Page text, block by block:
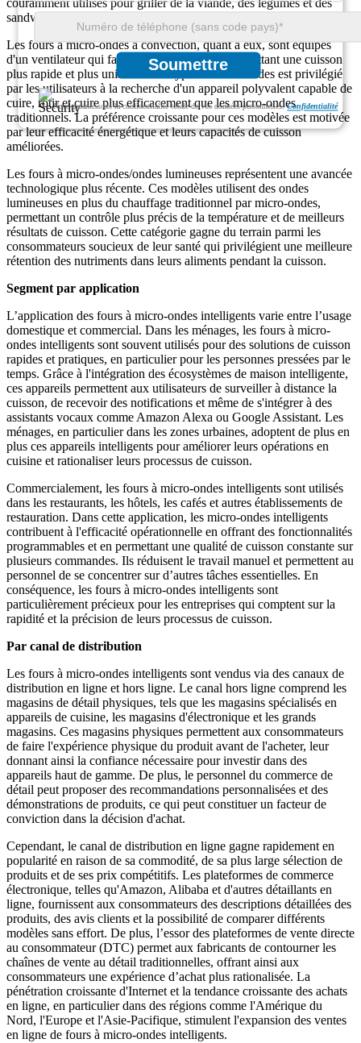
Soumettre
Nous garantissons la confidentialité totale de vos données personnelles.Confidentialité
couramment utilisés pour griller de la viande, des légumes et des
sandwichs, ce qui en fait un choix polyvalent pour les ménages.
Les fours à micro-ondes à convection, quant à eux, sont équipés
d'un ventilateur qui fait circuler l'air chaud, permettant une cuisson
plus rapide et plus uniforme. Ce type de micro-ondes est privilégié
par les utilisateurs à la recherche d'un appareil polyvalent capable de
cuire, rôtir et cuire plus efficacement que les micro-ondes
traditionnels. La préférence croissante pour ces modèles est motivée
par leur efficacité énergétique et leurs capacités de cuisson
améliorées.
Les fours à micro-ondes/ondes lumineuses représentent une avancée
technologique plus récente. Ces modèles utilisent des ondes
lumineuses en plus du chauffage traditionnel par micro-ondes,
permettant un contrôle plus précis de la température et de meilleurs
résultats de cuisson. Cette catégorie gagne du terrain parmi les
consommateurs soucieux de leur santé qui privilégient une meilleure
rétention des nutriments dans leurs aliments pendant la cuisson.
Segment par application
L’application des fours à micro-ondes intelligents varie entre l’usage
domestique et commercial. Dans les ménages, les fours à micro-
ondes intelligents sont souvent utilisés pour des solutions de cuisson
rapides et pratiques, en particulier pour les personnes pressées par le
temps. Grâce à l'intégration des écosystèmes de maison intelligente,
ces appareils permettent aux utilisateurs de surveiller à distance la
cuisson, de recevoir des notifications et même de s'intégrer à des
assistants vocaux comme Amazon Alexa ou Google Assistant. Les
ménages, en particulier dans les zones urbaines, adoptent de plus en
plus ces appareils intelligents pour améliorer leurs opérations en
cuisine et rationaliser leurs processus de cuisson.
Commercialement, les fours à micro-ondes intelligents sont utilisés
dans les restaurants, les hôtels, les cafés et autres établissements de
restauration. Dans cette application, les micro-ondes intelligents
contribuent à l'efficacité opérationnelle en offrant des fonctionnalités
programmables et en permettant une qualité de cuisson constante sur
plusieurs commandes. Ils réduisent le travail manuel et permettent au
personnel de se concentrer sur d’autres tâches essentielles. En
conséquence, les fours à micro-ondes intelligents sont
particulièrement précieux pour les entreprises qui comptent sur la
rapidité et la précision de leurs processus de cuisson.
Par canal de distribution
Les fours à micro-ondes intelligents sont vendus via des canaux de
distribution en ligne et hors ligne. Le canal hors ligne comprend les
magasins de détail physiques, tels que les magasins spécialisés en
appareils de cuisine, les magasins d'électronique et les grands
magasins. Ces magasins physiques permettent aux consommateurs
de faire l'expérience physique du produit avant de l'acheter, leur
donnant ainsi la confiance nécessaire pour investir dans des
appareils haut de gamme. De plus, le personnel du commerce de
détail peut proposer des recommandations personnalisées et des
démonstrations de produits, ce qui peut constituer un facteur de
conviction dans la décision d'achat.
Cependant, le canal de distribution en ligne gagne rapidement en
popularité en raison de sa commodité, de sa plus large sélection de
produits et de ses prix compétitifs. Les plateformes de commerce
électronique, telles qu'Amazon, Alibaba et d'autres détaillants en
ligne, fournissent aux consommateurs des descriptions détaillées des
produits, des avis clients et la possibilité de comparer différents
modèles sans effort. De plus, l’essor des plateformes de vente directe
au consommateur (DTC) permet aux fabricants de contourner les
chaînes de vente au détail traditionnelles, offrant ainsi aux
consommateurs une expérience d’achat plus rationalisée. La
pénétration croissante d'Internet et la tendance croissante des achats
en ligne, en particulier dans des régions comme l'Amérique du
Nord, l'Europe et l'Asie-Pacifique, stimulent l'expansion des ventes
en ligne de fours à micro-ondes intelligents.